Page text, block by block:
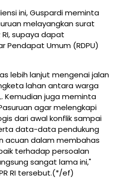
ini, Guspardi meminta
melayangkan surat
RI, supaya dapat
Pendapat Umum (RDPU)
lebih lanjut mengenai jalan
lahan antara warga
Kemudian juga meminta
agar melengkapi
dari awal konflik sampai
data-data pendukung
acuan dalam membahas
terhadap persoalan
sangat lama ini,"
RI tersebut.(*/ef)